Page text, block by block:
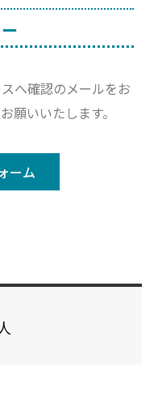
へ確認のメールをお
願いいたします。
ーム